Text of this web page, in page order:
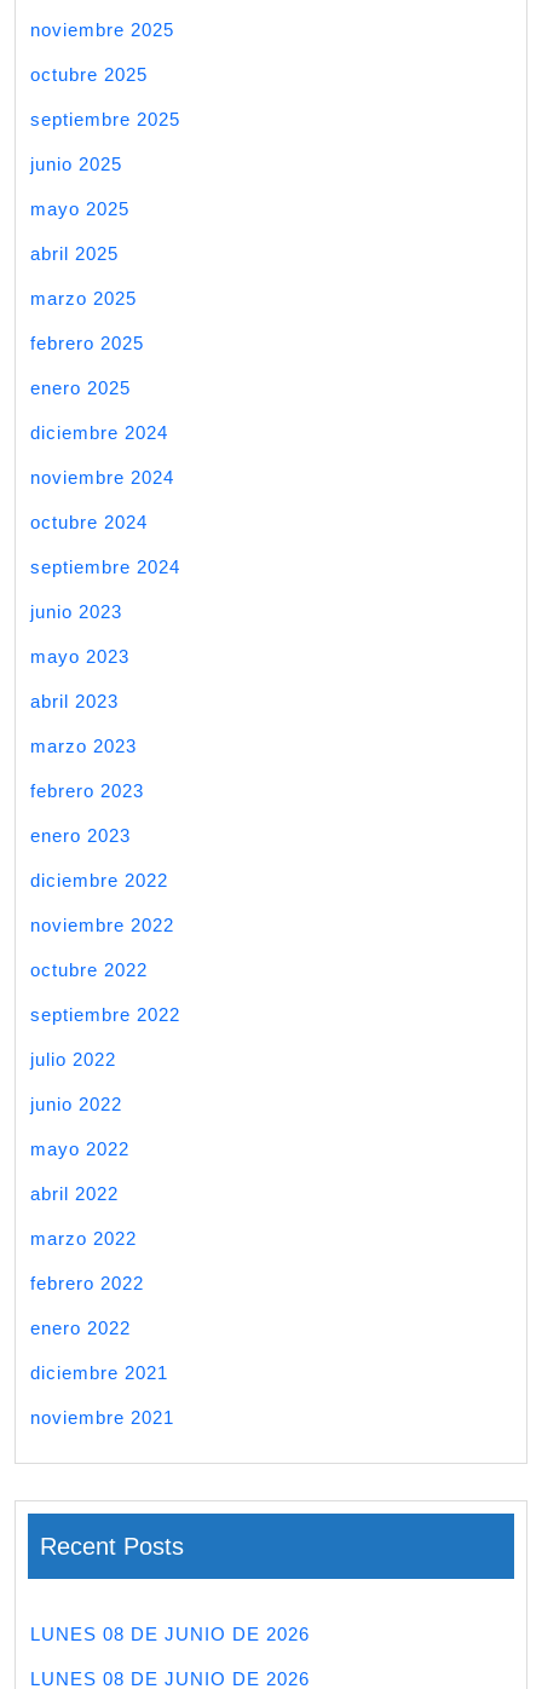
noviembre 2025
octubre 2025
septiembre 2025
junio 2025
mayo 2025
abril 2025
marzo 2025
febrero 2025
enero 2025
diciembre 2024
noviembre 2024
octubre 2024
septiembre 2024
junio 2023
mayo 2023
abril 2023
marzo 2023
febrero 2023
enero 2023
diciembre 2022
noviembre 2022
octubre 2022
septiembre 2022
julio 2022
junio 2022
mayo 2022
abril 2022
marzo 2022
febrero 2022
enero 2022
diciembre 2021
noviembre 2021
Recent Posts
LUNES 08 DE JUNIO DE 2026
LUNES 08 DE JUNIO DE 2026